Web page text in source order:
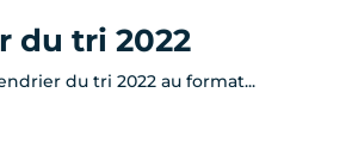
du tri 2022
du tri 2022 au format...